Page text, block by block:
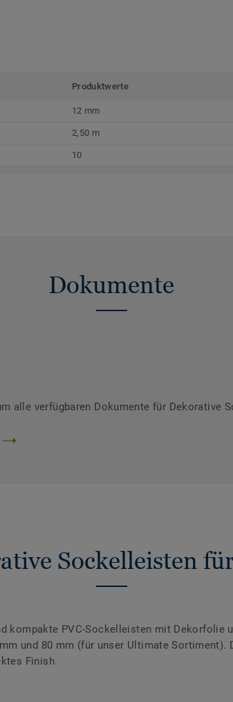
Produktwerte
12 mm
2,50 m
10
Dokumente
alle verfügbaren Dokumente für Dekorative
Sockelleisten
kompakte PVC-Sockelleisten mit Dekorfolie
und 80 mm (für unser Ultimate Sortiment).
Finish.